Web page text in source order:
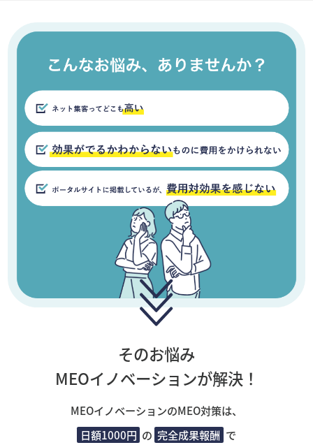
そのお悩み
MEOイノベーションが解決！
MEOイノベーションのMEO対策は、
日額1000円 の 完全成果報酬 で